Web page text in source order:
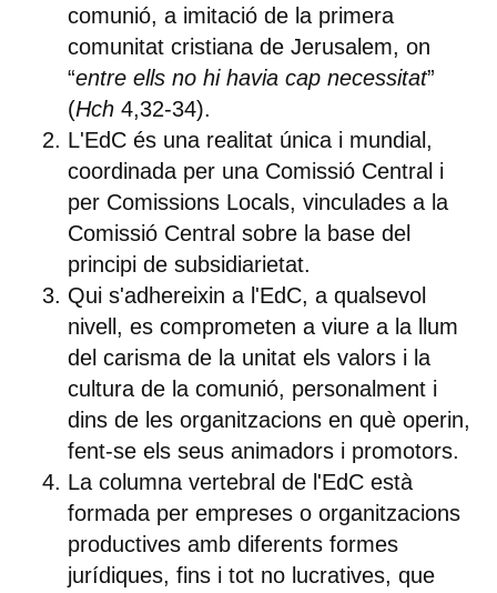
comunió, a imitació de la primera
comunitat cristiana de Jerusalem, on
“entre ells no hi havia cap necessitat”
(Hch4,32-34).
L'EdC és una realitat única i mundial ,
coordinada per una Comissió Central i
per Comissions Locals, vinculades a la
Comissió Central sobre la base del
principi de subsidiarietat.
Qui s'adhereixin a l'EdC, a qualsevol
nivell, es comprometen a viure a la llum
del carisma de la unitat els valors i la
cultura de la comunió, personalment i
dins de les organitzacions en què operin,
fent-se els seus animadors i promotors.
La columna vertebral de l'EdC està
formada per empreses o organitzacions
productivesamb diferents formes
jurídiques, fins i tot no lucratives, que